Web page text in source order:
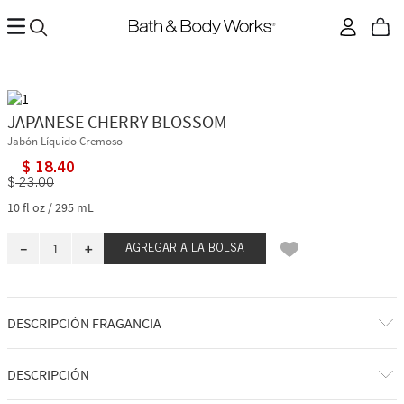
JAPANESE CHERRY BLOSSOM
Jabón Líquido Cremoso
$ 18.40
$ 23.00
10 fl oz / 295 mL
＋
－ AGREGAR A LA BOLSA
DESCRIPCIÓN FRAGANCIA
Hermosa, atemporal y adorada: Japanese Cherry Blossom es
verdaderamente
DESCRIPCIÓN